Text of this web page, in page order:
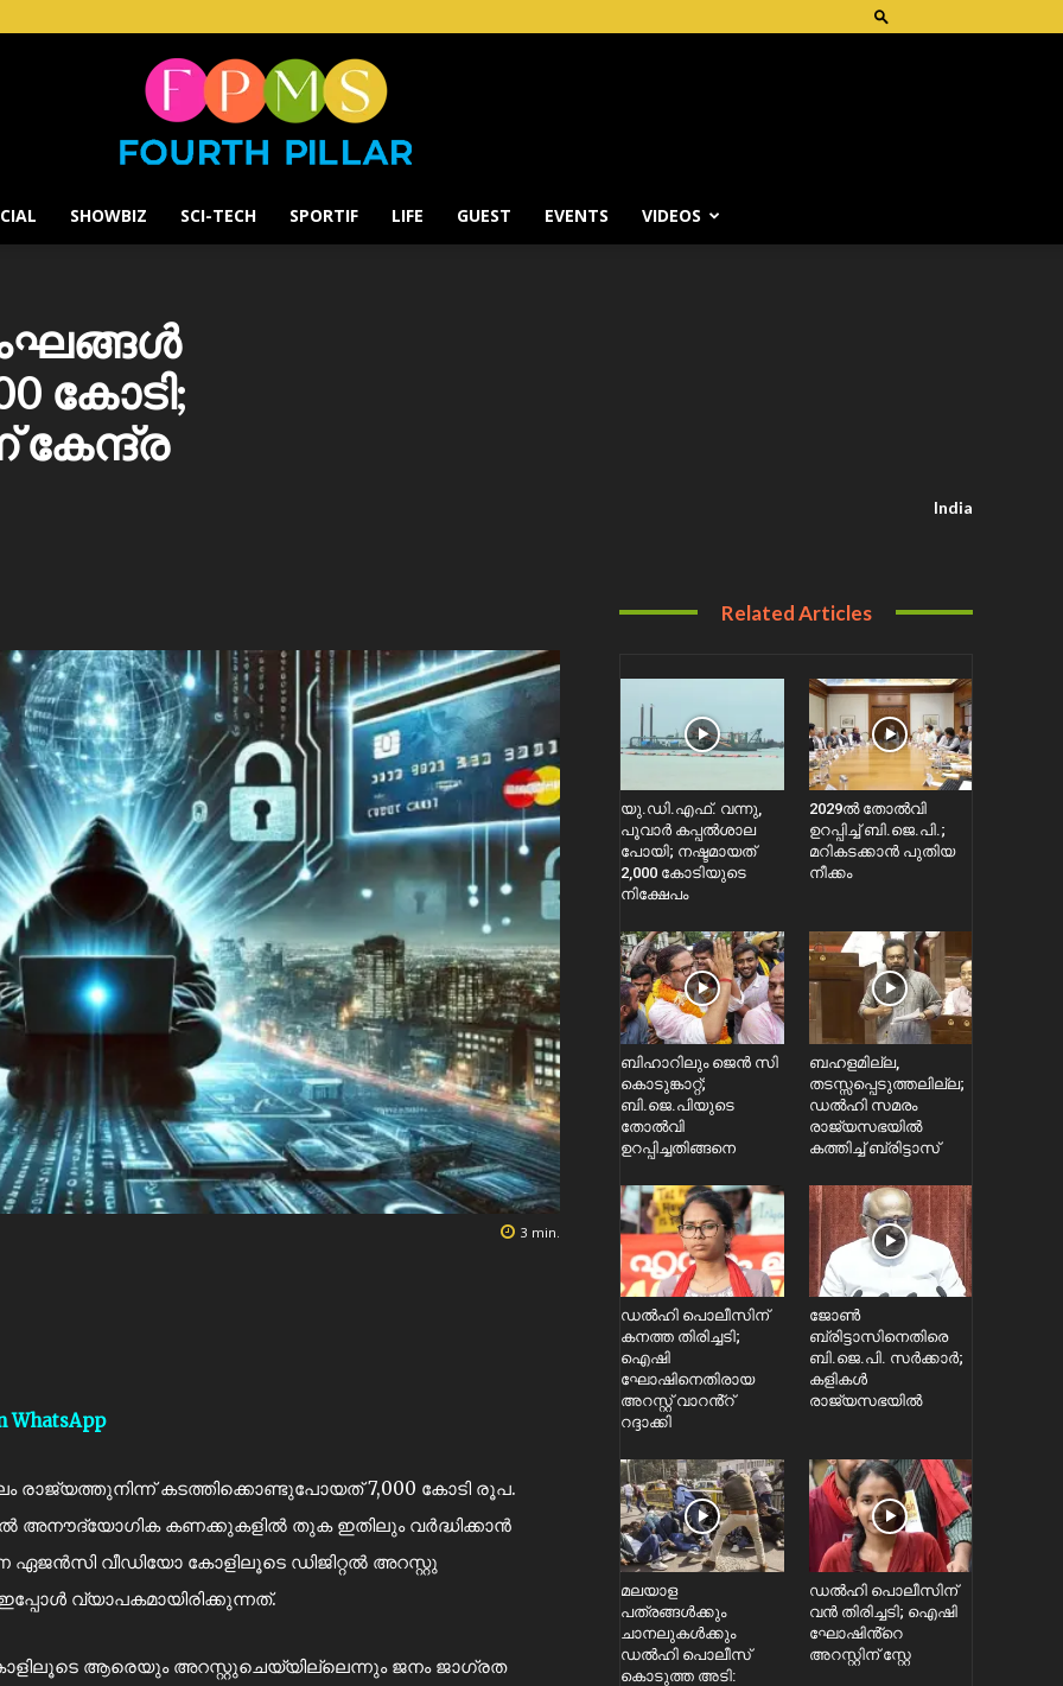
Fourth
SHOWBIZ SCI-TECH SPORTIF LIFE GUEST EVENTS VIDEOS
കോടി;
India
3 min.
WhatsApp
കടത്തിക്കൊണ്ടുപോയത് 7,000 കോടി രൂപ.
കണക്കുകളിൽ തുക ഇതിലും വർദ്ധിക്കാൻ
വീഡിയോ കോളിലൂടെ ഡിജിറ്റൽ അറസ്റ്റു
വ്യാപകമായിരിക്കുന്നത്.
ആരെയും അറസ്റ്റുചെയ്യില്ലെന്നും ജനം ജാഗ്രത
Related Articles
യു.ഡി.എഫ്. വന്നു,
പൂവാർ കപ്പൽശാല
പോയി; നഷ്ടമായത്
2,000 കോടിയുടെ
നിക്ഷേപം
2029ൽ തോല്‍വി
ഉറപ്പിച്ച് ബി.ജെ.പി.;
മറികടക്കാൻ പുതിയ
നീക്കം
ബിഹാറിലും ജെൻ സി
കൊടുങ്കാറ്റ്;
ബി.ജെ.പിയുടെ
തോൽവി
ഉറപ്പിച്ചതിങ്ങനെ
ബഹളമില്ല,
തടസ്സപ്പെടുത്തലില്ല;
ഡൽഹി സമരം
രാജ്യസഭയിൽ
കത്തിച്ച് ബ്രിട്ടാസ്
ഡൽഹി പൊലീസിന്
കനത്ത തിരിച്ചടി;
ഐഷി
ഘോഷിനെതിരായ
അറസ്റ്റ് വാറൻ്റ്
റദ്ദാക്കി
ജോൺ
ബ്രിട്ടാസിനെതിരെ
ബി.ജെ.പി. സർക്കാർ;
കളികൾ
രാജ്യസഭയിൽ
മലയാള
പത്രങ്ങൾക്കും
ചാനലുകൾക്കും
ഡൽഹി പൊലീസ്
കൊടുത്ത അടി:
ഡൽഹി പൊലീസിന്
വൻ തിരിച്ചടി; ഐഷി
ഘോഷിൻ്റെ
അറസ്റ്റിന് സ്റ്റേ